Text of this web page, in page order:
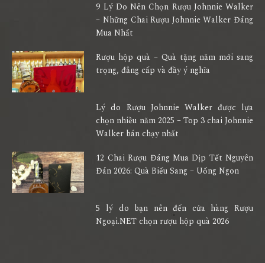
9 Lý Do Nên Chọn Rượu Johnnie Walker
– Những Chai Rượu Johnnie Walker Đáng
Mua Nhất
Rượu hộp quà – Quà tặng năm mới sang
trọng, đẳng cấp và đầy ý nghĩa
Lý do Rượu Johnnie Walker được lựa
chọn nhiều năm 2025 – Top 3 chai Johnnie
Walker bán chạy nhất
12 Chai Rượu Đáng Mua Dịp Tết Nguyên
Đán 2026: Quà Biếu Sang – Uống Ngon
5 lý do bạn nên đến cửa hàng Rượu
Ngoại.NET chọn rượu hộp quà 2026